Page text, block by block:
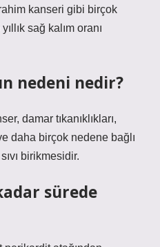
kanseri gibi birçok
sağ kalım oranı
nedeni nedir?
damar tıkanıklıkları,
daha birçok nedene bağlı
birikmesidir.
sürede